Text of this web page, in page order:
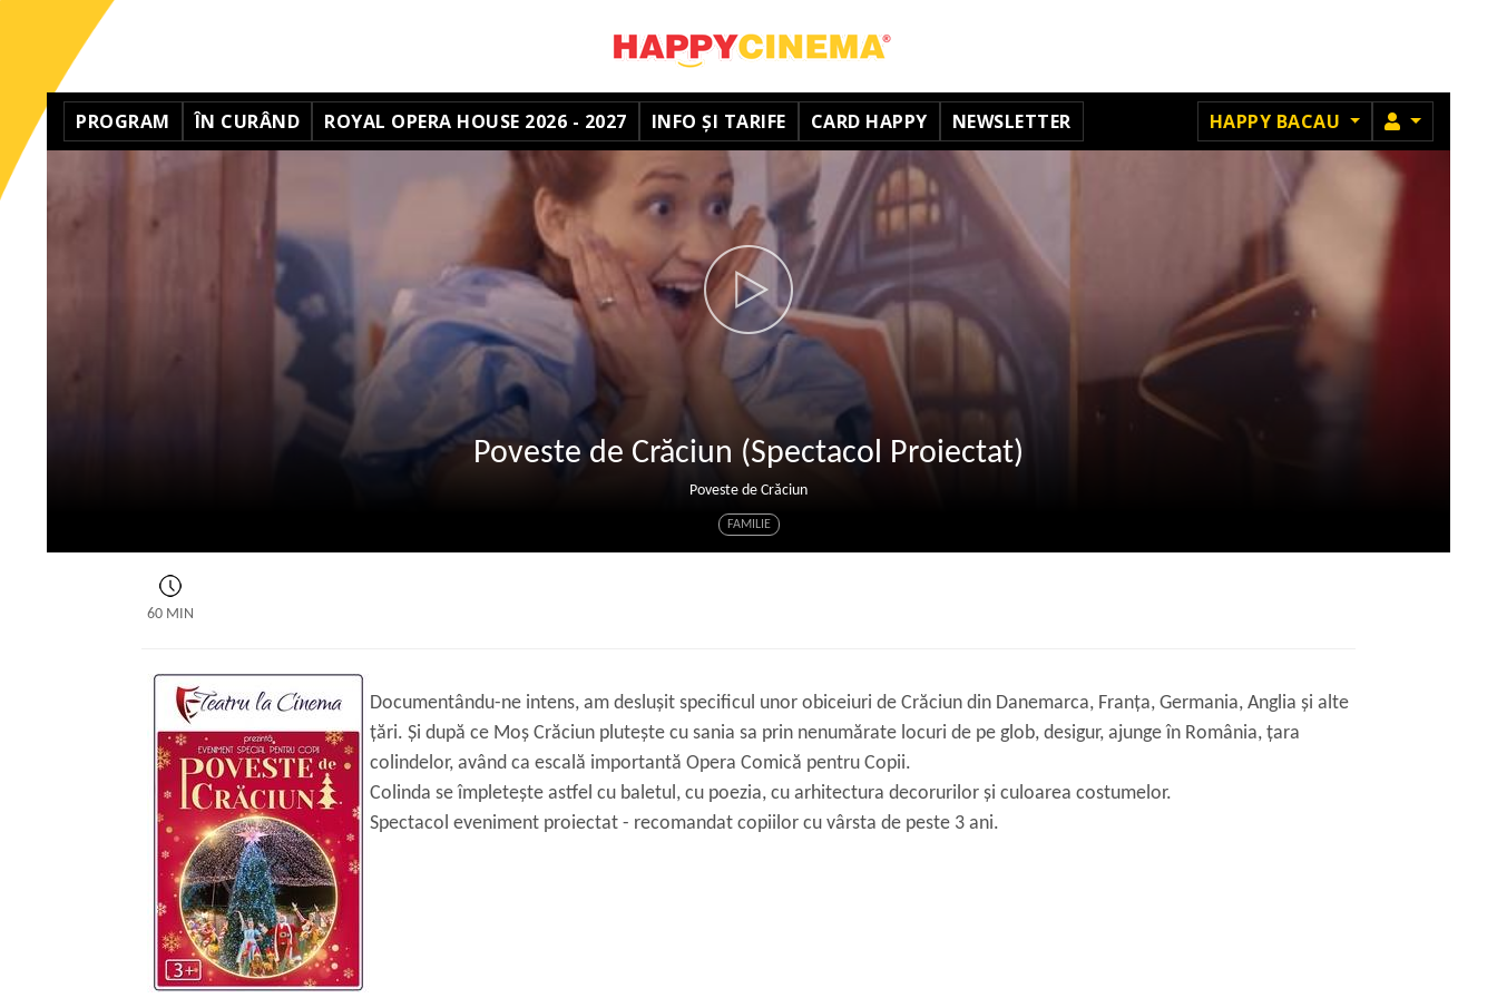
PROGRAM ÎN CURÂND ROYAL OPERA HOUSE 2026 - 2027 INFO ȘI TARIFE CARD HAPPY NEWSLETTER HAPPY BACAU MEMBRU
Poveste de Crăciun (Spectacol Proiectat)
Poveste de Crăciun
FAMILIE
60 MIN
Documentându-ne intens, am deslușit specificul unor obiceiuri de Crăciun din Danemarca, Franța, Germania, Anglia și alte
țări. Și după ce Moș Crăciun plutește cu sania sa prin nenumărate locuri de pe glob, desigur, ajunge în România, țara
colindelor, având ca escală importantă Opera Comică pentru Copii.
Colinda se împletește astfel cu baletul, cu poezia, cu arhitectura decorurilor și culoarea costumelor.
Spectacol eveniment proiectat - recomandat copiilor cu vârsta de peste 3 ani.